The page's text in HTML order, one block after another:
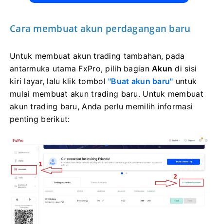
Cara membuat akun perdagangan baru
Untuk membuat akun trading tambahan, pada
antarmuka utama FxPro, pilih bagianAkun di sisi
kiri layar, lalu klik tombol "Buat akun baru" untuk
mulai membuat akun trading baru. Untuk membuat
akun trading baru, Anda perlu memilih informasi
penting berikut: